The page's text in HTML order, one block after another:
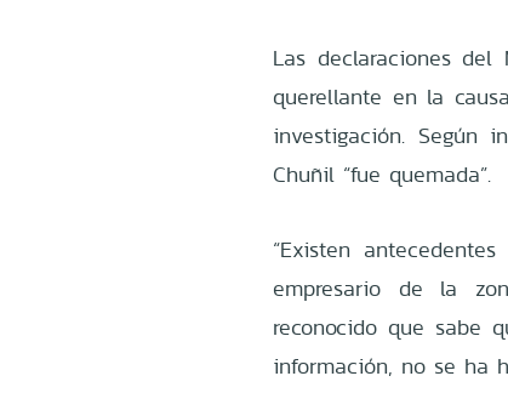
Las declaraciones
querellante en la
investigación. Según
Chuñil “fue quemada”.
“Existen
empresario de la
reconocido que sabe
información, no se ha